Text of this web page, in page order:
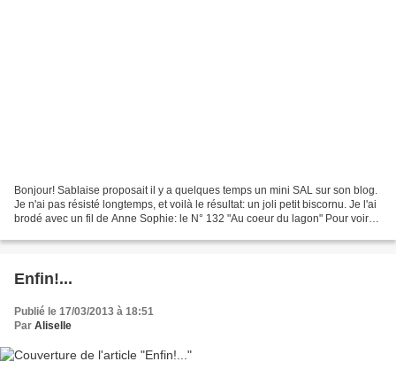
Bonjour! Sablaise proposait il y a quelques temps un mini SAL sur son blog.
Je n'ai pas résisté longtemps, et voilà le résultat: un joli petit biscornu. Je l'ai
brodé avec un fil de Anne Sophie: le N° 132 "Au coeur du lagon" Pour voir
Enfin!...
Publié le 17/03/2013 à 18:51
Par Aliselle